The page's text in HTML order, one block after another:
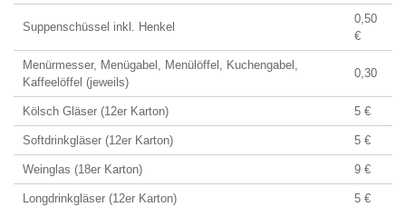
Suppenschüssel inkl. Henkel
0,50
€
Menürmesser, Menügabel, Menülöffel, Kuchengabel,
Kaffeelöffel (jeweils)
0,30
Kölsch Gläser (12er Karton) 5 €
Softdrinkgläser (12er Karton) 5 €
Weinglas (18er Karton) 9 €
Longdrinkgläser (12er Karton) 5 €